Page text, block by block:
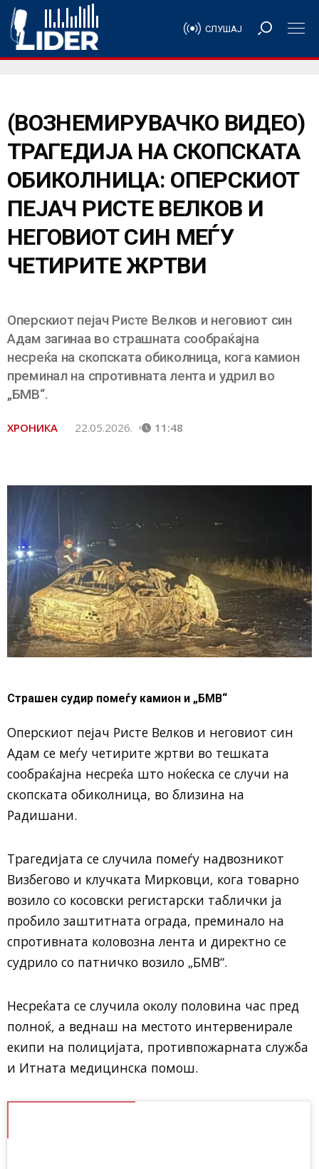
СЛУШАЈ
(ВОЗНЕМИРУВАЧКО ВИДЕО)
ТРАГЕДИЈА НА СКОПСКАТА
ОБИКОЛНИЦА: ОПЕРСКИОТ
ПЕЈАЧ РИСТЕ ВЕЛКОВ И
НЕГОВИОТ СИН МЕЃУ
ЧЕТИРИТЕ ЖРТВИ
Оперскиот пејач Ристе Велков и неговиот син
Адам загинаа во страшната сообраќајна
несреќа на скопската обиколница, кога камион
преминал на спротивната лента и удрил во
„БМВ“.
ХРОНИКА 22.05.2026. 11:48
Страшен судир помеѓу камион и „БМВ“
Оперскиот пејач Ристе Велков и неговиот син
Адам се меѓу четирите жртви во тешката
сообраќајна несреќа што ноќеска се случи на
скопската обиколница, во близина на
Радишани.
Трагедијата се случила помеѓу надвозникот
Визбегово и клучката Мирковци, кога товарно
возило со косовски регистарски таблички ја
пробило заштитната ограда, преминало на
спротивната коловозна лента и директно се
судрило со патничко возило „БМВ“.
Несреќата се случила околу половина час пред
полноќ, а веднаш на местото интервенирале
екипи на полицијата, противпожарната служба
и Итната медицинска помош.